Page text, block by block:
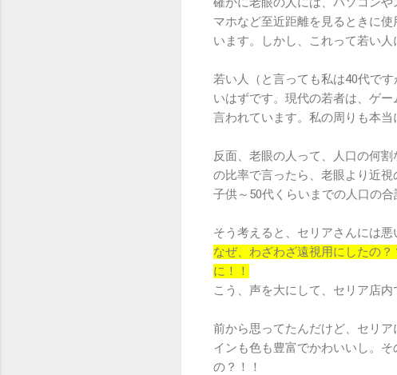
マホなど至近距離を見るときに
います。しかし、これって若い人
若い人（と言っても私は40代です
いはずです。現代の若者は、ゲ
言われています。私の周りも本当
反面、老眼の人って、人口の何
の比率で言ったら、老眼より近視
子供～50代くらいまでの人口の合
そう考えると、セリアさんには
なぜ、わざわざ遠視用にしたの
に！！
こう、声を大にして、セリア店
前から思ってたんだけど、セリ
インも色も豊富でかわいいし。
の？！！